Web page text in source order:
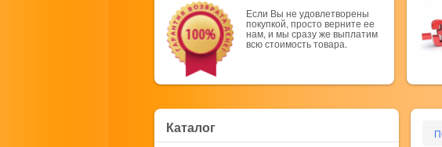
Если Вы не удовлетворены
покупкой, просто верните ее
нам, и мы сразу же выплатим
всю стоимость товара.
Каталог